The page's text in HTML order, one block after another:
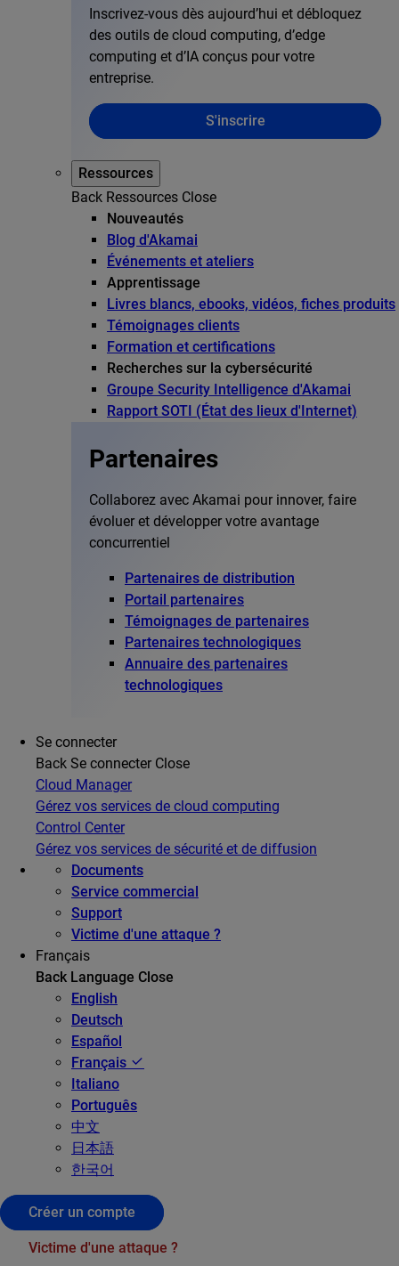
Inscrivez-vous dès aujourd’hui et débloquez
des outils de cloud computing, d’edge
computing et d’IA conçus pour votre
entreprise.
S'inscrire
Ressources
Back Ressources Close
Nouveautés
Blog d'Akamai
Événements et ateliers
Apprentissage
Livres blancs, ebooks, vidéos, fiches produits
Témoignages clients
Formation et certifications
Recherches sur la cybersécurité
Groupe Security Intelligence d'Akamai
Rapport SOTI (État des lieux d'Internet)
Partenaires
Collaborez avec Akamai pour innover, faire
évoluer et développer votre avantage
concurrentiel
Partenaires de distribution
Portail partenaires
Témoignages de partenaires
Partenaires technologiques
Annuaire des partenaires
technologiques
Se connecter
Back Se connecter Close
Cloud Manager
Gérez vos services de cloud computing
Control Center
Gérez vos services de sécurité et de diffusion
Documents
Service commercial
Support
Victime d'une attaque ?
Français
Back Language Close
English
Deutsch
Español
Français
Italiano
Português
中文
日本語
한국어
Créer un compte
Victime d'une attaque ?